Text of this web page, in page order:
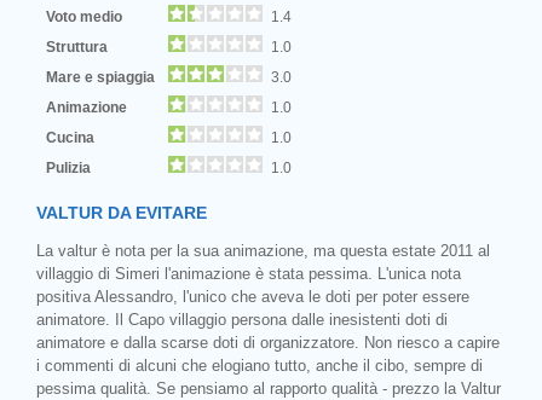
Voto medio
1.4
Struttura
1.0
Mare e spiaggia
3.0
Animazione
1.0
Cucina
1.0
Pulizia
1.0
VALTUR DA EVITARE
La valtur è nota per la sua animazione, ma questa estate 2011 al
villaggio di Simeri l'animazione è stata pessima. L'unica nota
positiva Alessandro, l'unico che aveva le doti per poter essere
animatore. Il Capo villaggio persona dalle inesistenti doti di
animatore e dalla scarse doti di organizzatore. Non riesco a capire
i commenti di alcuni che elogiano tutto, anche il cibo, sempre di
pessima qualità. Se pensiamo al rapporto qualità - prezzo la Valtur